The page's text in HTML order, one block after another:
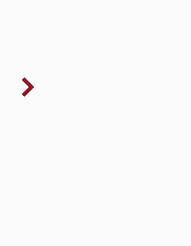
unser eigenes Denken,